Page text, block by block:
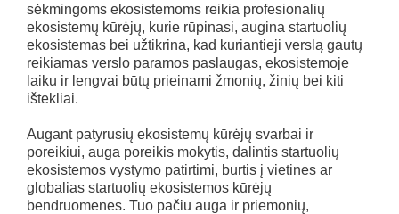
sėkmingoms ekosistemoms reikia profesionalių
ekosistemų kūrėjų, kurie rūpinasi, augina startuolių
ekosistemas bei užtikrina, kad kuriantieji verslą gautų
reikiamas verslo paramos paslaugas, ekosistemoje
laiku ir lengvai būtų prieinami žmonių, žinių bei kiti
ištekliai.
Augant patyrusių ekosistemų kūrėjų svarbai ir
poreikiui, auga poreikis mokytis, dalintis startuolių
ekosistemos vystymo patirtimi, burtis į vietines ar
globalias startuolių ekosistemos kūrėjų
bendruomenes. Tuo pačiu auga ir priemonių,